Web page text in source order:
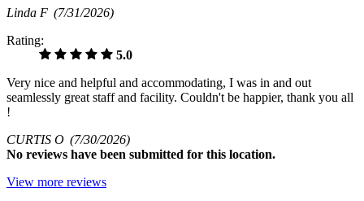
Linda F (7/31/2026)
Rating:
5.0
Very nice and helpful and accommodating, I was in and out
seamlessly great staff and facility. Couldn't be happier, thank you all
!
CURTIS O (7/30/2026)
No reviews have been submitted for this location.
View more reviews